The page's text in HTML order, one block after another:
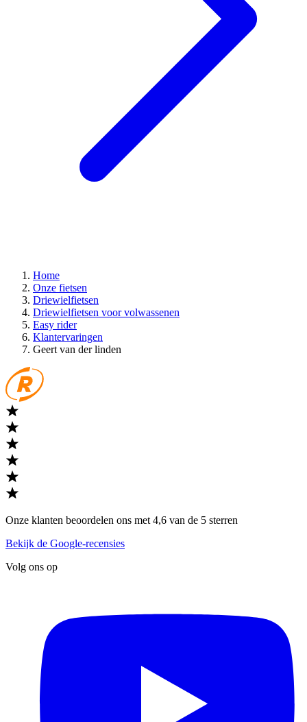
Home
Onze fietsen
Driewielfietsen
Driewielfietsen voor volwassenen
Easy rider
Klantervaringen
Geert van der linden
Onze klanten beoordelen ons met 4,6 van de 5 sterren
Bekijk de Google-recensies
Volg ons op